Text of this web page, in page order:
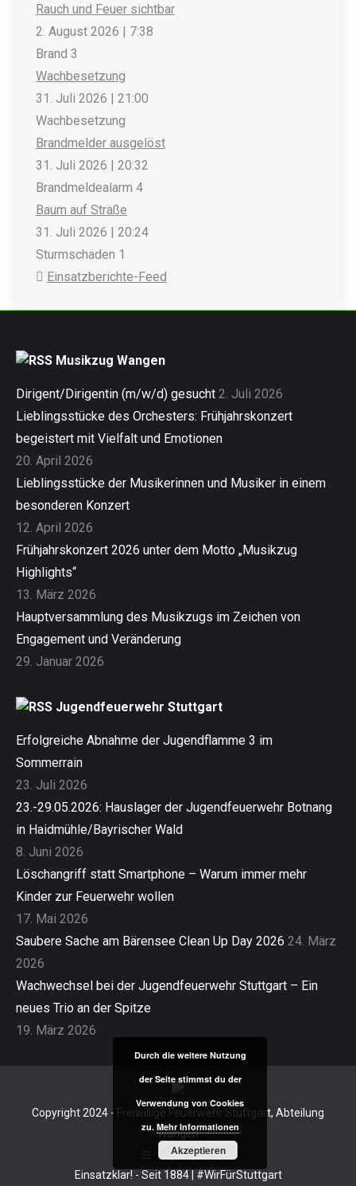
Rauch und Feuer sichtbar
2. August 2026 | 7:38
Brand 3
Wachbesetzung
31. Juli 2026 | 21:00
Wachbesetzung
Brandmelder ausgelöst
31. Juli 2026 | 20:32
Brandmeldealarm 4
Baum auf Straße
31. Juli 2026 | 20:24
Sturmschaden 1
Einsatzberichte-Feed
Musikzug Wangen
Dirigent/Dirigentin (m/w/d) gesucht 2. Juli 2026
Lieblingsstücke des Orchesters: Frühjahrskonzert
begeistert mit Vielfalt und Emotionen
20. April 2026
Lieblingsstücke der Musikerinnen und Musiker in einem
besonderen Konzert
12. April 2026
Frühjahrskonzert 2026 unter dem Motto „Musikzug
Highlights“
13. März 2026
Hauptversammlung des Musikzugs im Zeichen von
Engagement und Veränderung
29. Januar 2026
Jugendfeuerwehr Stuttgart
Erfolgreiche Abnahme der Jugendflamme 3 im
Sommerrain
23. Juli 2026
23.-29.05.2026: Hauslager der Jugendfeuerwehr Botnang
in Haidmühle/Bayrischer Wald
8. Juni 2026
Löschangriff statt Smartphone – Warum immer mehr
Kinder zur Feuerwehr wollen
17. Mai 2026
Saubere Sache am Bärensee Clean Up Day 2026 24. März
2026
Wachwechsel bei der Jugendfeuerwehr Stuttgart – Ein
neues Trio an der Spitze
19. März 2026
Copyright 2024 - Freiwillige Feuerwehr Stuttgart, Abteilung
Wangen
Impressum
Einsatzklar! - Seit 1884 | #WirFürStuttgart
Durch die weitere Nutzung
der Seite stimmst du der
Verwendung von Cookies
zu. Mehr Informationen
Akzeptieren